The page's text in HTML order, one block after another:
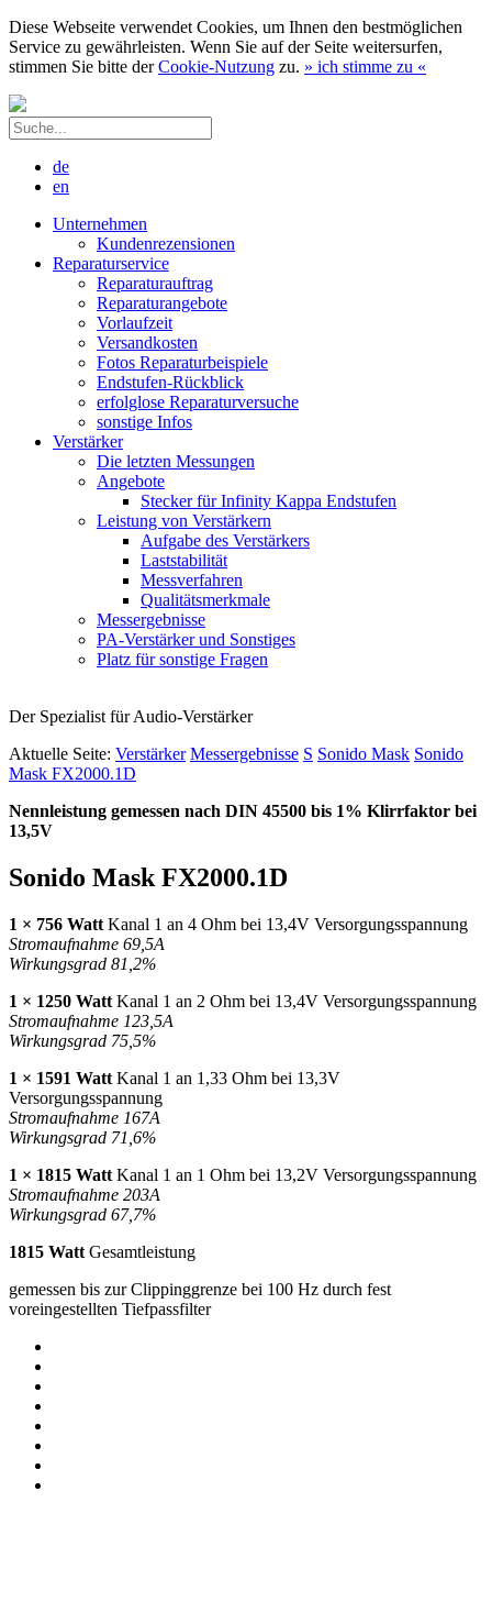
Diese Webseite verwendet Cookies, um Ihnen den bestmöglichen
Service zu gewährleisten. Wenn Sie auf der Seite weitersurfen,
stimmen Sie bitte derCookie-Nutzung zu. » ich stimme zu «
de
en
Unternehmen
Kundenrezensionen
Reparaturservice
Reparaturauftrag
Reparaturangebote
Vorlaufzeit
Versandkosten
Fotos Reparaturbeispiele
Endstufen-Rückblick
erfolglose Reparaturversuche
sonstige Infos
Verstärker
Die letzten Messungen
Angebote
Stecker für Infinity Kappa Endstufen
Leistung von Verstärkern
Aufgabe des Verstärkers
Laststabilität
Messverfahren
Qualitätsmerkmale
Messergebnisse
PA-Verstärker und Sonstiges
Platz für sonstige Fragen
Der Spezialist für Audio-Verstärker
Aktuelle Seite: Verstärker Messergebnisse S Sonido Mask Sonido
Mask FX2000.1D
Nennleistung gemessen nach DIN 45500 bis 1% Klirrfaktor bei
13,5V
Sonido Mask FX2000.1D
1 × 756 Watt Kanal 1 an 4 Ohm bei 13,4V Versorgungsspannung
Stromaufnahme 69,5A
Wirkungsgrad 81,2%
1 × 1250 Watt Kanal 1 an 2 Ohm bei 13,4V Versorgungsspannung
Stromaufnahme 123,5A
Wirkungsgrad 75,5%
1 × 1591 Watt Kanal 1 an 1,33 Ohm bei 13,3V
Versorgungsspannung
Stromaufnahme 167A
Wirkungsgrad 71,6%
1 × 1815 Watt Kanal 1 an 1 Ohm bei 13,2V Versorgungsspannung
Stromaufnahme 203A
Wirkungsgrad 67,7%
1815 Watt Gesamtleistung
gemessen bis zur Clippinggrenze bei 100 Hz durch fest
voreingestellten Tiefpassfilter